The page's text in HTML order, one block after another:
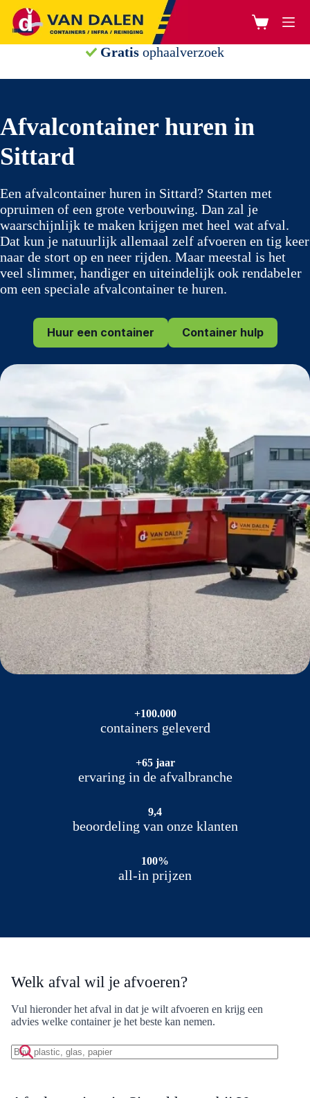
naar
inhoud
Gratis ophaalverzoek
Afvalcontainer huren in
Sittard
Een afvalcontainer huren in Sittard? Starten met
opruimen of een grote verbouwing. Dan zal je
waarschijnlijk te maken krijgen met heel wat afval.
Dat kun je natuurlijk allemaal zelf afvoeren en tig keer
naar de stort op en neer rijden. Maar meestal is het
veel slimmer, handiger en uiteindelijk ook rendabeler
om een speciale afvalcontainer te huren.
Huur een container Container hulp
+100.000
containers geleverd
+65 jaar
ervaring in de afvalbranche
9,4
beoordeling van onze klanten
100%
all-in prijzen
Welk afval wil je afvoeren?
Vul hieronder het afval in dat je wilt afvoeren en krijg een
advies welke container je het beste kan nemen.
op